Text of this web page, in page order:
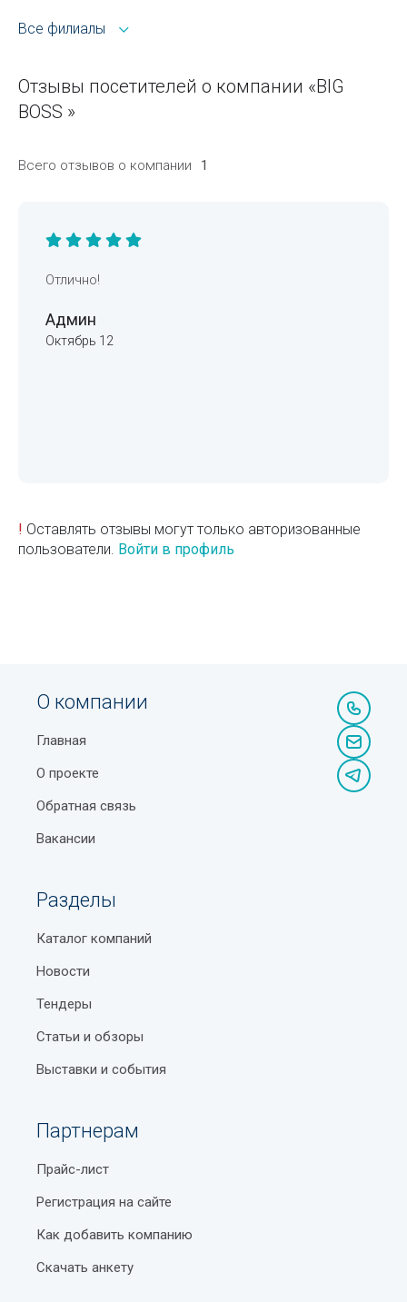
Все филиалы
Отзывы посетителей о компании «BIG
BOSS »
Всего отзывов о компании 1
Отлично!
Админ
Октябрь 12
! Оставлять отзывы могут только авторизованные
пользователи. Войти в профиль
О компании
Главная
О проекте
Обратная связь
Вакансии
Разделы
Каталог компаний
Новости
Тендеры
Статьи и обзоры
Выставки и события
Партнерам
Прайс-лист
Регистрация на сайте
Как добавить компанию
Скачать анкету